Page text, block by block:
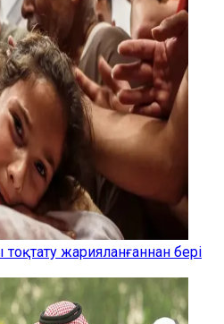
жарияланғаннан бері